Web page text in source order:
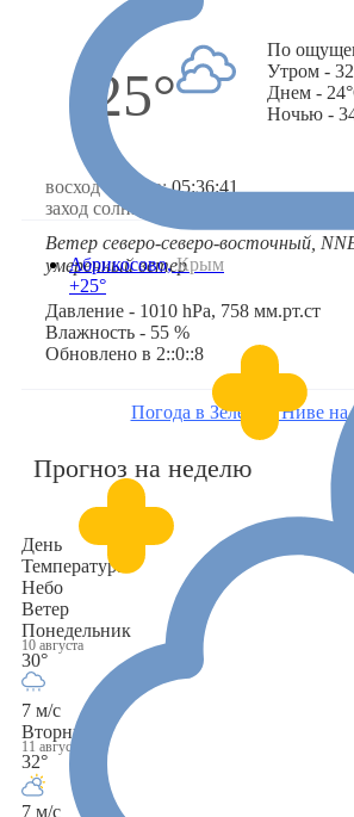
Абрикосово,Крым
+25°
25°
По
Утром -
Днем -
Ночью -
восход солнца:05:36:41
заход солнца:
Ветер северо-северо-восточный,
умеренный ветер
Давление - 1010 hPa, 758 мм.рт.ст
Влажность - 55 %
Обновлено в 2::0::8
Погода в Зелёной Ниве на
Прогноз на неделю
День
Температура
Небо
Ветер
Понедельник
10 августа
30°
7 м/с
Вторник
11 августа
32°
7 м/с